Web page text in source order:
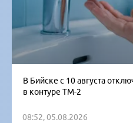
В Бийске с 10 августа
в контуре ТМ-2
08:52, 05.08.2026